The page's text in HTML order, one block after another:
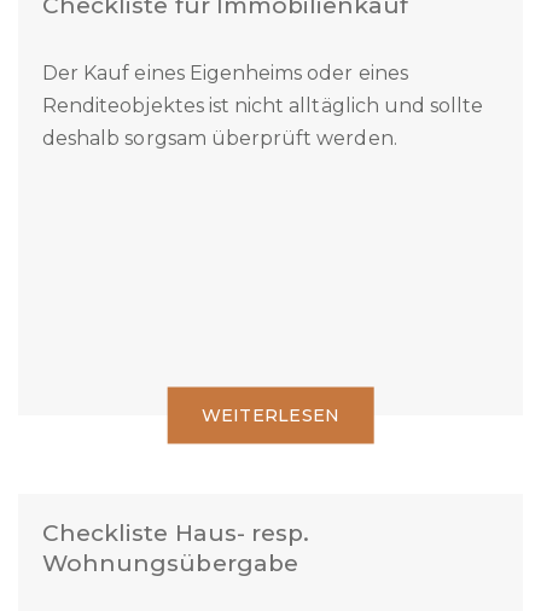
Checkliste für Immobilienkauf
Der Kauf eines Eigenheims oder eines